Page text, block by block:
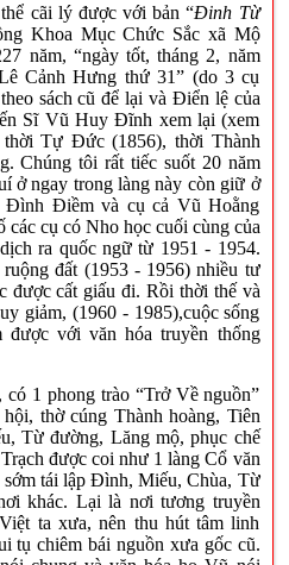
cãi lý được với bản “Đinh Từ
Khoa Mục Chức Sắc xã Mộ
năm, “ngày tốt, tháng 2, năm
Cảnh Hưng thứ 31” (do 3 cụ
sách cũ để lại và Điển lệ của
Sĩ Vũ Huy Đĩnh xem lại (xem
Tự Đức (1856), thời Thành
Chúng tôi rất tiếc suốt 20 năm
ở ngay trong làng này còn giữ ở
Điềm và cụ cả Vũ Hoằng
cụ có Nho học cuối cùng của
ra quốc ngữ từ 1951 - 1954.
đất (1953 - 1956) nhiều tư
được cất giấu đi. Rồi thời thế và
giảm, (1960 - 1985),cuộc sống
được với văn hóa truyền thống
1 phong trào “Trở Về nguồn”
thờ cúng Thành hoàng, Tiên
Từ đường, Lăng mộ, phục chế
được coi như 1 làng Cổ văn
tái lập Đình, Miếu, Chùa, Từ
khác. Lại là nơi tương truyền
ta xưa, nên thu hút tâm linh
tụ chiêm bái nguồn xưa gốc cũ.